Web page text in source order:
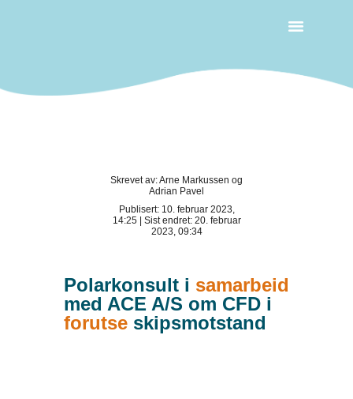
Skrevet av: Arne Markussen og
Adrian Pavel
Publisert: 10. februar 2023,
14:25 | Sist endret: 20. februar
2023, 09:34
Polarkonsult i samarbeid
med ACE A/S om CFD i
forutse skipsmotstand